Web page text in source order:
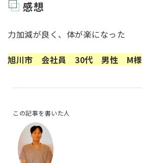
感想
力加減が良く、体が楽になった
旭川市 会社員 30代 男性 M様
この記事を書いた人